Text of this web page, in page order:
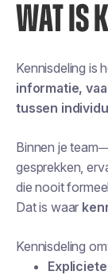
WAT IS
Kennisdeling is
informatie,
tussen
Binnen je
gesprekken,
die nooit
Dat is waar
Kennisdeling